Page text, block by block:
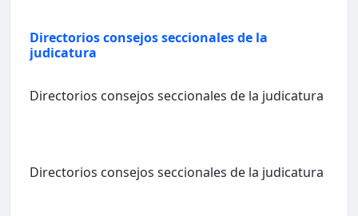
Directorios consejos seccionales de la
judicatura
Directorios consejos seccionales de la judicatura
Directorios consejos seccionales de la judicatura